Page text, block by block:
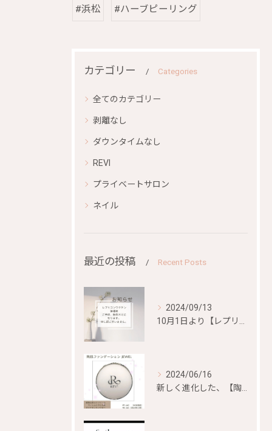
#浜松 #ハーブピーリング
カテゴリー Categories
全てのカテゴリー
剥離なし
ダウンタイムなし
REVI
プライベートサロン
ネイル
最近の投稿 Recent Posts
2024/09/13
2024/06/16